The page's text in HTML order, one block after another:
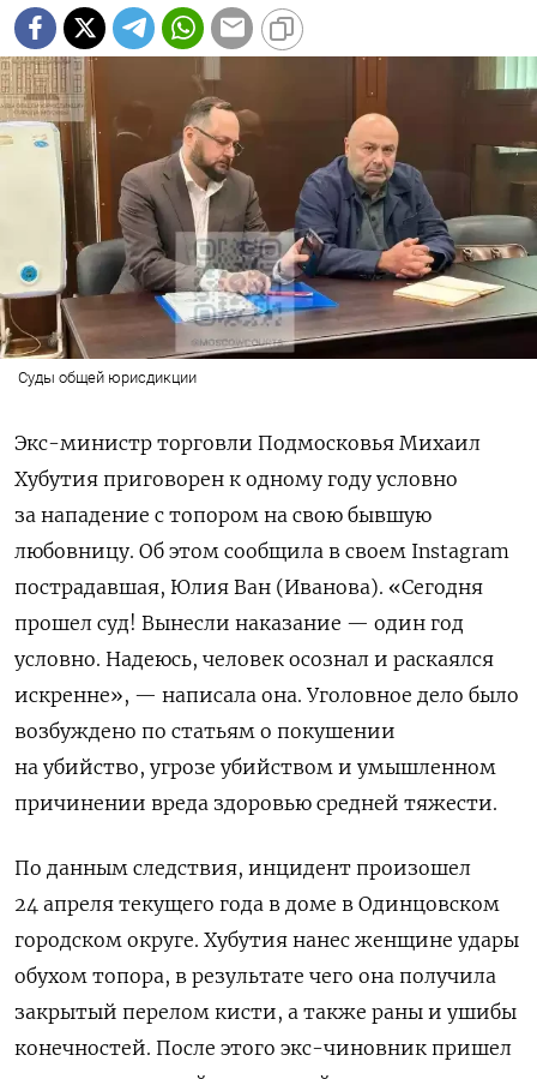
Суды общей юрисдикции
Экс-министр торговли Подмосковья Михаил
Хубутия приговорен к одному году условно
за нападение с топором на свою бывшую
любовницу. Об этом сообщила в своем Instagram
пострадавшая, Юлия Ван (Иванова). «Сегодня
прошел суд! Вынесли наказание — один год
условно. Надеюсь, человек осознал и раскаялся
искренне», — написала она. Уголовное дело было
возбуждено по статьям о покушении
на убийство, угрозе убийством и умышленном
причинении вреда здоровью средней тяжести.
По данным следствия, инцидент произошел
24 апреля текущего года в доме в Одинцовском
городском округе. Хубутия нанес женщине удары
обухом топора, в результате чего она получила
закрытый перелом кисти, а также раны и ушибы
конечностей. После этого экс-чиновник пришел